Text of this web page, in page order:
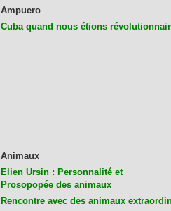
Ampuero
Cuba quand nous étions
Animaux
Elien Ursin : Personnalité et
Prosopopée des animaux
Rencontre avec des animaux